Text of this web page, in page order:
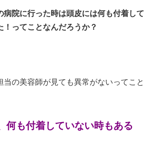
病院に行った時は頭皮には何も付着して
！ってことなんだろうか？
当の美容師が見ても異常がないってこと
何も付着していない時もある